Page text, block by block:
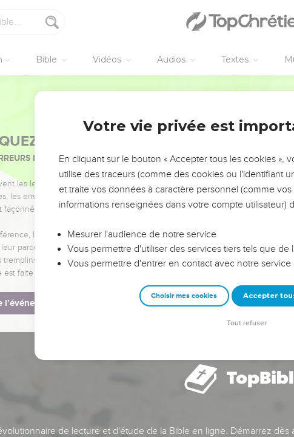
Bible Vidéos Audios Textes
PAS L’ÉVÉNEMENT DE L’ANNÉE !
POUVAIENT VOUS ÉVITER LES VOTRES ?
les leaders pour leurs réussites, leur impact, leur foi ou leur vision. Mais on
les erreurs et les saisons difficiles qu'ils ont traversés, alors même que ce sont
leaders, entrepreneurs, et responsables reviennent sur les erreurs
parcours et les clés pour avancer avec plus de sagesse afin que leurs
tremplins. Que vous guidiez un ministère, une équipe, un groupe ou une
faite pour vous.
de lecture et d'étude de la Bible en ligne. Démarrez
Votre vie privée est
En cliquant sur le bouton « Accepter tous les cookies »,
utilise des traceurs (comme des cookies ou l'identifiant
et traite vos données à caractère personnel (comme
informations renseignées dans votre compte utilisateur)
Mesurer l'audience de notre service
Vous permettre d'utiliser des services tiers tels que
Vous permettre d'entrer en contact avec notre service
Choisir mes cookies Accepter
Tout refuser